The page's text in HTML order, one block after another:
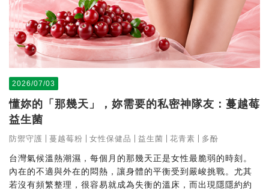
2026/07/03
懂妳的「那幾天」，妳需要的私密神隊友：蔓越莓
益生菌
防禦守護 蔓越莓粉 女性保健品 益生菌 花青素 多酚
台灣氣候溫熱潮濕，每個月的那幾天正是女性最脆弱的時刻。
內在的不適與外在的悶熱，讓身體的平衡受到嚴峻挑戰。尤其
若沒有頻繁整理，很容易就成為失衡的溫床，而出現隱隱約約